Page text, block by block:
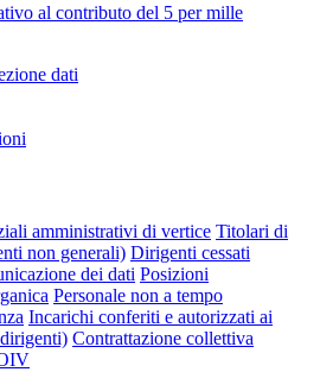
al contributo del 5 per mille
dati
amministrativi di vertice Titolari di
non generali) Dirigenti cessati
dei dati Posizioni
Personale non a tempo
Incarichi conferiti e autorizzati ai
Contrattazione collettiva